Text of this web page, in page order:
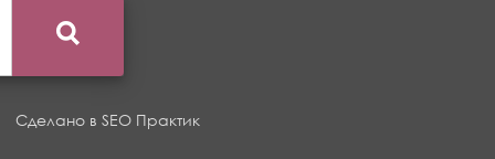
Сделано в SEO Практик